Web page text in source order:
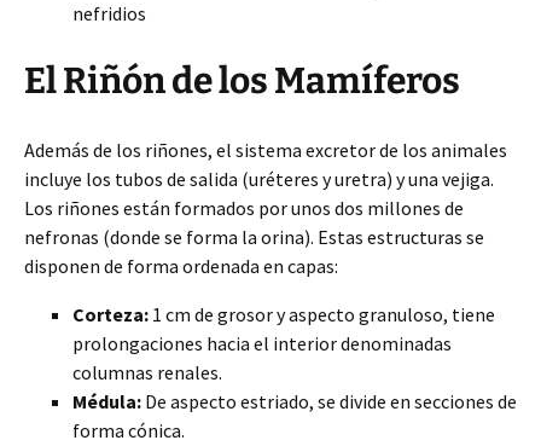
nefridios
El Riñón de los Mamíferos
Además de los riñones, el sistema excretor de los animales
incluye los tubos de salida (uréteres y uretra) y una vejiga.
Los riñones están formados por unos dos millones de
nefronas (donde se forma la orina). Estas estructuras se
disponen de forma ordenada en capas:
Corteza: 1 cm de grosor y aspecto granuloso, tiene
prolongaciones hacia el interior denominadas
columnas renales.
Médula: De aspecto estriado, se divide en secciones de
forma cónica.